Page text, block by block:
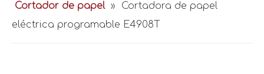
Cortador de papel »
Cortadora de papel
eléctrica programable E4908T